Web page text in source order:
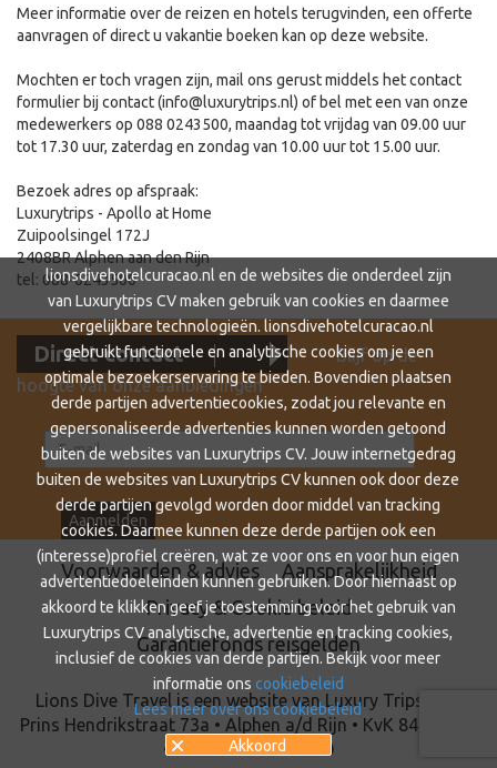
lionsdivehotelcuracao.nl en de websites die onderdeel zijn
van Luxurytrips CV maken gebruik van cookies en daarmee
vergelijkbare technologieën. lionsdivehotelcuracao.nl
gebruikt functionele en analytische cookies om je een
optimale bezoekerservaring te bieden. Bovendien plaatsen
derde partijen advertentiecookies, zodat jou relevante en
gepersonaliseerde advertenties kunnen worden getoond
buiten de websites van Luxurytrips CV. Jouw internetgedrag
buiten de websites van Luxurytrips CV kunnen ook door deze
derde partijen gevolgd worden door middel van tracking
cookies. Daarmee kunnen deze derde partijen ook een
(interesse)profiel creëren, wat ze voor ons en voor hun eigen
advertentiedoeleinden kunnen gebruiken. Door hiernaast op
akkoord te klikken geef je toestemming voor het gebruik van
Luxurytrips CV analytische, advertentie en tracking cookies,
inclusief de cookies van derde partijen. Bekijk voor meer
informatie ons cookiebeleid
Lees meer over ons cookiebeleid
Akkoord
Meer informatie over de reizen en hotels terugvinden, een offerte
aanvragen of direct u vakantie boeken kan op deze website.
Mochten er toch vragen zijn, mail ons gerust middels het contact
formulier bij contact (info@luxurytrips.nl) of bel met een van onze
medewerkers op 088 0243500, maandag tot vrijdag van 09.00 uur
tot 17.30 uur, zaterdag en zondag van 10.00 uur tot 15.00 uur.
Bezoek adres op afspraak:
Luxurytrips - Apollo at Home
Zuipoolsingel 172J
2408BR Alphen aan den Rijn
tel: 088-0243500
Direct contact
Blijf op de
hoogte van onze aanbiedingen
Voorwaarden & advies
Aansprakelijkheid
Privacy & Cookie beleid
Garantiefonds reisgelden
Lions Dive Travel is een website van Luxury Trips BV •
Prins Hendrikstraat 73a • Alphen a/d Rijn • KvK 84761326
• Tel.: 088 - 02 43 530